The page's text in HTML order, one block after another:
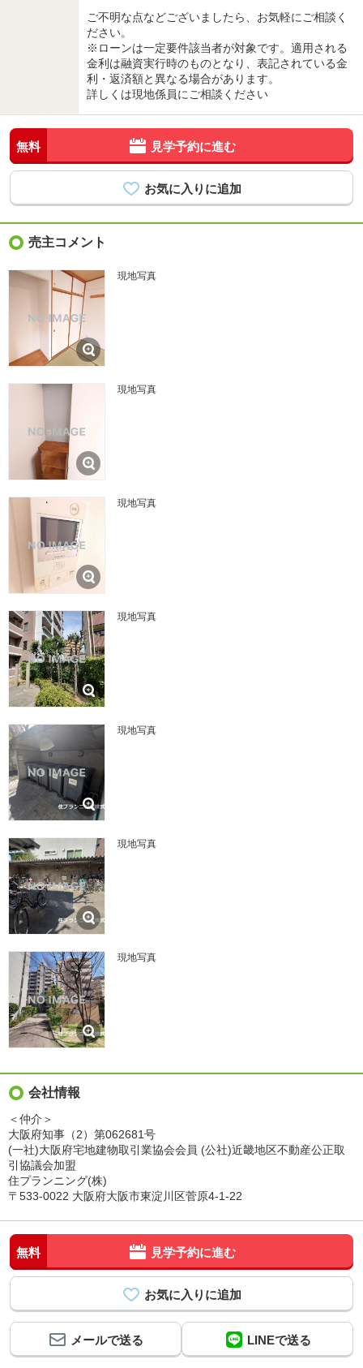
ご不明な点などございましたら、お気軽にご相談く
ださい。
※ローンは一定要件該当者が対象です。適用される
金利は融資実行時のものとなり、表記されている金
利・返済額と異なる場合があります。
詳しくは現地係員にご相談ください
無料 見学予約に進む
売主コメント
現地写真
現地写真
現地写真
現地写真
現地写真
現地写真
現地写真
会社情報
＜仲介＞
大阪府知事（2）第062681号
(一社)大阪府宅地建物取引業協会会員 (公社)近畿地区不動産公正取
引協議会加盟
住プランニング(株)
〒533-0022 大阪府大阪市東淀川区菅原4-1-22
無料 見学予約に進む
メールで送る LINEで送る